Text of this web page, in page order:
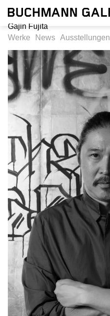
zum
Inhalt
Gajin Fujita
Werke
News Ausstellungen